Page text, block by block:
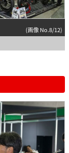
(画像 No.8/12)